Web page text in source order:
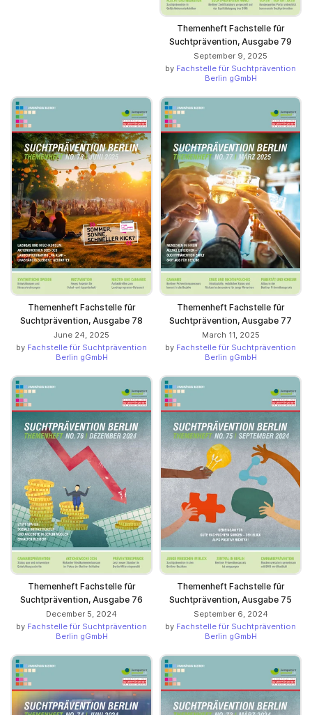
Themenheft Fachstelle für
Suchtprävention, Ausgabe 79
September 9, 2025
by Fachstelle für Suchtprävention
Berlin gGmbH
Themenheft Fachstelle für
Suchtprävention, Ausgabe 78
June 24, 2025
by Fachstelle für Suchtprävention
Berlin gGmbH
Themenheft Fachstelle für
Suchtprävention, Ausgabe 77
March 11, 2025
by Fachstelle für Suchtprävention
Berlin gGmbH
Themenheft Fachstelle für
Suchtprävention, Ausgabe 76
December 5, 2024
by Fachstelle für Suchtprävention
Berlin gGmbH
Themenheft Fachstelle für
Suchtprävention, Ausgabe 75
September 6, 2024
by Fachstelle für Suchtprävention
Berlin gGmbH